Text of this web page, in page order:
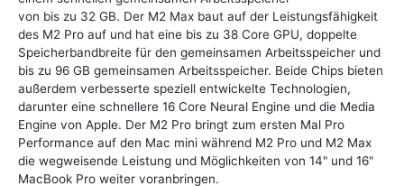
von bis zu 32 GB. Der M2 Max baut auf der Leistungsfähigkeit
des M2 Pro auf und hat eine bis zu 38 Core GPU, doppelte
Speicherbandbreite für den gemeinsamen Arbeitsspeicher und
bis zu 96 GB gemeinsamen Arbeitsspeicher. Beide Chips bieten
außerdem verbesserte speziell entwickelte Technologien,
darunter eine schnellere 16 Core Neural Engine und die Media
Engine von Apple. Der M2 Pro bringt zum ersten Mal Pro
Performance auf den Mac mini während M2 Pro und M2 Max
die wegweisende Leistung und Möglichkeiten von 14" und 16"
MacBook Pro weiter voranbringen.